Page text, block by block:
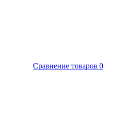
Сравнение товаров 0